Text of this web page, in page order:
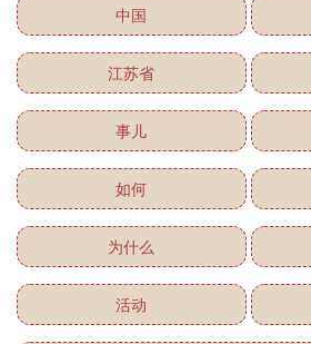
中国
江苏省
事儿
如何
为什么
活动